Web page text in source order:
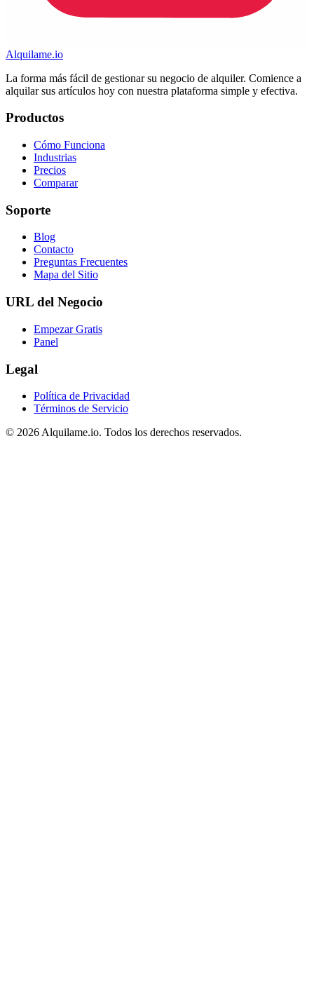
Alquilame.io
La forma más fácil de gestionar su negocio de alquiler. Comience a
alquilar sus artículos hoy con nuestra plataforma simple y efectiva.
Productos
Cómo Funciona
Industrias
Precios
Comparar
Soporte
Blog
Contacto
Preguntas Frecuentes
Mapa del Sitio
URL del Negocio
Empezar Gratis
Panel
Legal
Política de Privacidad
Términos de Servicio
© 2026 Alquilame.io. Todos los derechos reservados.